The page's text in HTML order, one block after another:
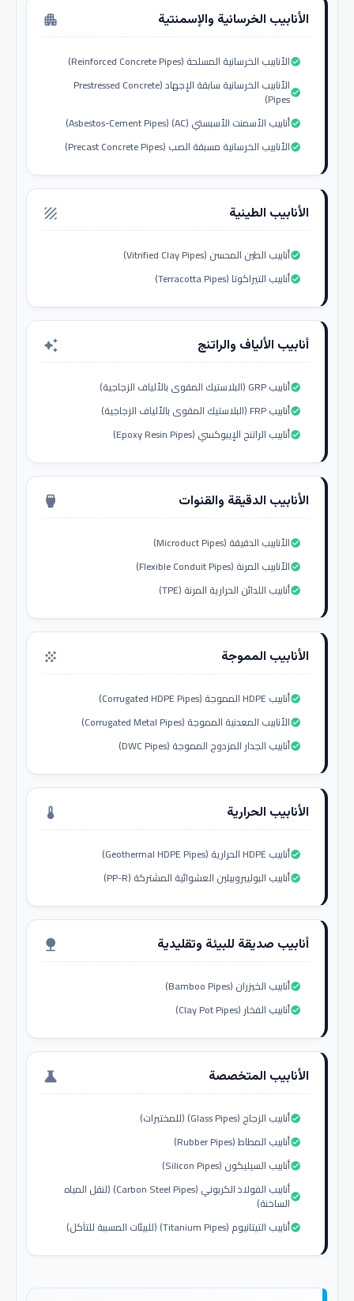
الأنابيب الخرسانية والإسمنتية apartment
الأنابيب الخرسانية المسلحة (Reinforced Concrete Pipes)check_circle
الأنابيب الخرسانية سابقة الإجهاد (Prestressed Concrete
Pipes)check_circle
أنابيب الأسمنت الأسبستي (AC) (Asbestos-Cement Pipes)check_circle
الأنابيب الخرسانية مسبقة الصب (Precast Concrete Pipes)check_circle
الأنابيب الطينية texture
أنابيب الطين المحسن (Vitrified Clay Pipes)check_circle
أنابيب التيراكوتا (Terracotta Pipes)check_circle
أنابيب الألياف والراتنج auto_awesome
أنابيب GRP (البلاستيك المقوى بالألياف الزجاجية)check_circle
أنابيب FRP (البلاستيك المقوى بالألياف الزجاجية)check_circle
أنابيب الراتنج الإيبوكسي (Epoxy Resin Pipes)check_circle
الأنابيب الدقيقة والقنوات settings_input_hdmi
الأنابيب الدقيقة (Microduct Pipes)check_circle
الأنابيب المرنة (Flexible Conduit Pipes)check_circle
أنابيب اللدائن الحرارية المرنة (TPE)check_circle
الأنابيب المموجة grain
أنابيب HDPE المموجة (Corrugated HDPE Pipes)check_circle
الأنابيب المعدنية المموجة (Corrugated Metal Pipes)check_circle
أنابيب الجدار المزدوج المموجة (DWC Pipes)check_circle
الأنابيب الحرارية thermostat
أنابيب HDPE الحرارية (Geothermal HDPE Pipes)check_circle
أنابيب البوليبروبيلين العشوائية المشتركة (PP-R)check_circle
أنابيب صديقة للبيئة وتقليدية nature
أنابيب الخيزران (Bamboo Pipes)check_circle
أنابيب الفخار (Clay Pot Pipes)check_circle
الأنابيب المتخصصة science
أنابيب الزجاج (Glass Pipes) (للمختبرات)check_circle
أنابيب المطاط (Rubber Pipes)check_circle
أنابيب السيليكون (Silicon Pipes)check_circle
أنابيب الفولاذ الكربوني (Carbon Steel Pipes) (لنقل المياه
الساخنة)check_circle
أنابيب التيتانيوم (Titanium Pipes) (للبيئات المسببة للتآكل)check_circle